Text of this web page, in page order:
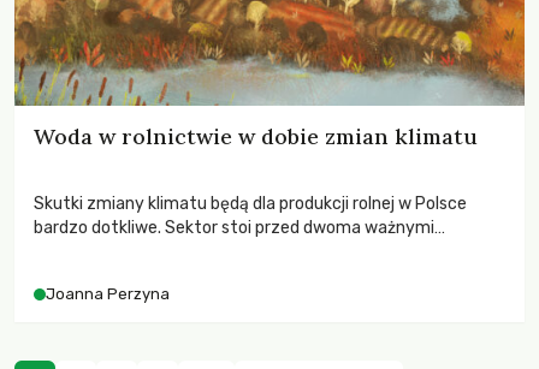
Woda w rolnictwie w dobie zmian klimatu
Skutki zmiany klimatu będą dla produkcji rolnej w Polsce
bardzo dotkliwe. Sektor stoi przed dwoma ważnymi
zachodzących zmian klimatycznych. Wymagać to będzie
Joanna Perzyna